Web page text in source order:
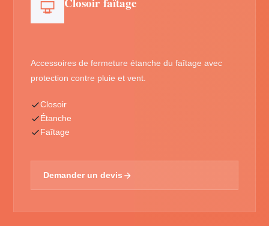
Accessoires de fermeture étanche du faîtage avec
protection contre pluie et vent.
Closoir
Étanche
Faîtage
Demander un devis